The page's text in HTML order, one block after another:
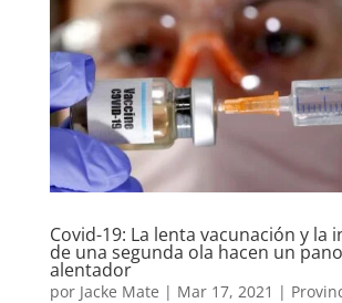
Covid-19: La lenta vacunación y la
de una segunda ola hacen un
alentador
por Jacke Mate | Mar 17, 2021 |